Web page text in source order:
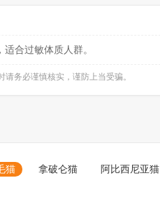
合过敏体质人群。
务必谨慎核实，谨防上当受骗。
猫 拿破仑猫 阿比西尼亚猫